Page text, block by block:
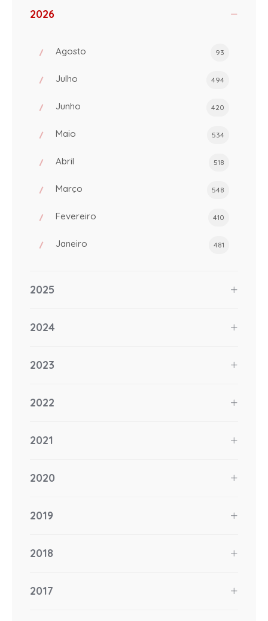
2026
Agosto 93
Julho 494
Junho 420
Maio 534
Abril 518
Março 548
Fevereiro 410
Janeiro 481
2025
2024
2023
2022
2021
2020
2019
2018
2017